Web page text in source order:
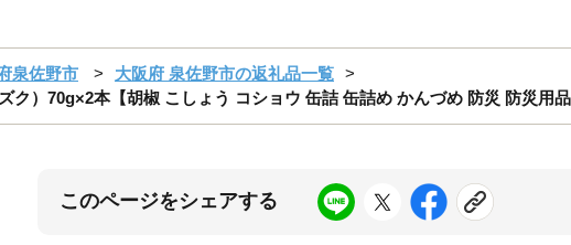
泉佐野市
大阪府 泉佐野市の返礼品一覧
ク）70g×2本【胡椒 こしょう コショウ 缶詰 缶詰め かんづめ 防災 防災用
このページをシェアする